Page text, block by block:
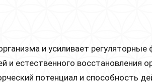
и усиливает регуляторные
естественного восстановления
потенциал и способность